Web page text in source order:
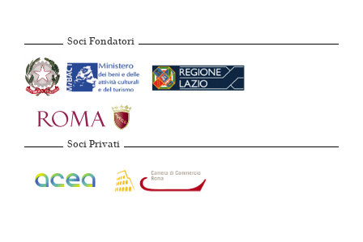
Soci Fondatori
Soci Privati